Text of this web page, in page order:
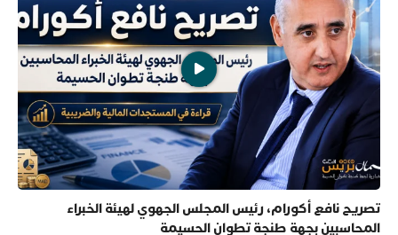
تصريح نافع أكورام، رئيس المجلس الجهوي لهيئة الخبراء
المحاسبين بجهة طنجة تطوان الحسيمة